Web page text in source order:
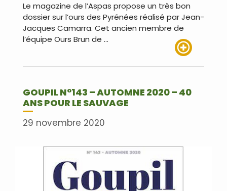
Le magazine de l’Aspas propose un très bon
dossier sur l’ours des Pyrénées réalisé par Jean-
Jacques Camarra. Cet ancien membre de
l’équipe Ours Brun de …
GOUPIL N°143 – AUTOMNE 2020 – 40
ANS POUR LE SAUVAGE
29 novembre 2020